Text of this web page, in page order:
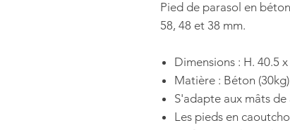
Pied de parasol en
58, 48 et 38 mm.
Dimensions : H. 40.5
Matière : Béton
S'adapte aux mâts
Les pieds en